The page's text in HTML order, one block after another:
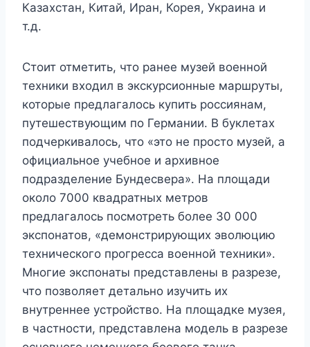
Казахстан, Китай, Иран, Корея, Украина и
т.д.
Стоит отметить, что ранее музей военной
техники входил в экскурсионные маршруты,
которые предлагалось купить россиянам,
путешествующим по Германии. В буклетах
подчеркивалось, что «это не просто музей, а
официальное учебное и архивное
подразделение Бундесвера». На площади
около 7000 квадратных метров
предлагалось посмотреть более 30 000
экспонатов, «демонстрирующих эволюцию
технического прогресса военной техники».
Многие экспонаты представлены в разрезе,
что позволяет детально изучить их
внутреннее устройство. На площадке музея,
в частности, представлена модель в разрезе